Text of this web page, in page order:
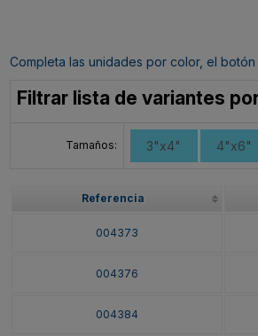
Completa las unidades por color, el
Filtrar lista de variantes
Tamaños: 3"x4" 4"x6"
Referencia
004373
004376
004384